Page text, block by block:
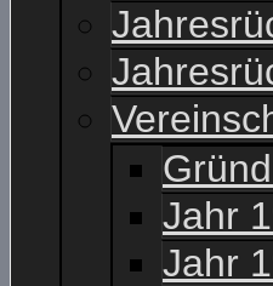
Jahr
Jahr